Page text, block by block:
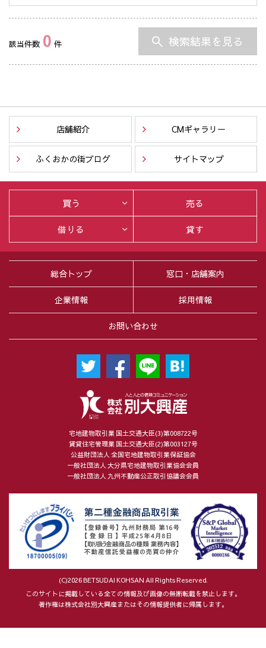
該当件数 0 件 検索結果を見る
店舗紹介 CMギャラリー
ふくおかの街ブログ サイトマップ
宅地建物取引業 国土交通大臣(3)第008722号
賃貸住宅管理業 国土交通大臣(2)第003127号
公益財団法人 全国宅地建物取引業保証協会
一般社団法人 大分県宅地建物取引業協会会員
一般社団法人 九州不動産公正取引協議会会員
(C)2026 BETSUDAI KOHSAN All Rights Reserved.
このサイトに掲載している全ての情報及び画像の無断転載を禁止します。
著作権は株式会社別大興産またはその情報提供者に帰属します。
総合トップ 窓口・店舗案内
企業情報 採用情報
お問い合わせ
買う
売る
借りる
貸す